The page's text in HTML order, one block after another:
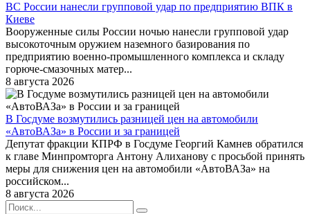
ВС России нанесли групповой удар по предприятию ВПК в
Киеве
Вооруженные силы России ночью нанесли групповой удар
высокоточным оружием наземного базирования по
предприятию военно-промышленного комплекса и складу
горюче-смазочных матер...
8 августа 2026
В Госдуме возмутились разницей цен на автомобили
«АвтоВАЗа» в России и за границей
Депутат фракции КПРФ в Госдуме Георгий Камнев обратился
к главе Минпромторга Антону Алиханову с просьбой принять
меры для снижения цен на автомобили «АвтоВАЗа» на
российском...
8 августа 2026